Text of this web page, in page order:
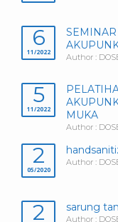
6
11/2022
Author :
5
11/2022
MUKA
Author :
2
05/2020
Author :
2 sarung
Author :